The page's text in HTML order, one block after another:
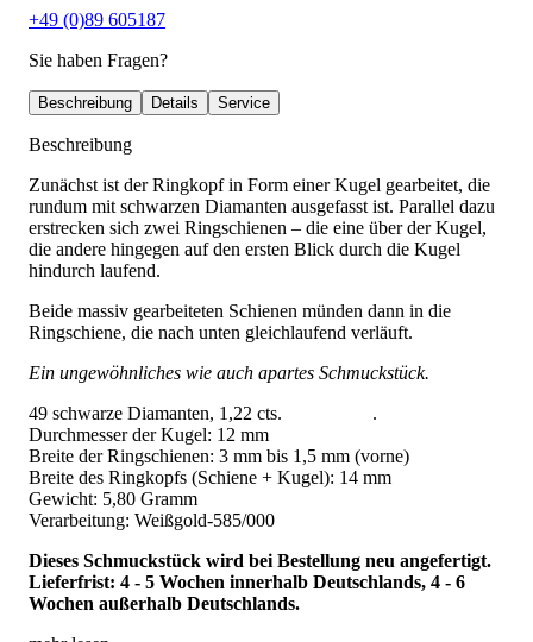
+49 (0)89 605187
Sie haben Fragen?
Beschreibung Details Service
Beschreibung
Zunächst ist der Ringkopf in Form einer Kugel gearbeitet, die
rundum mit schwarzen Diamanten ausgefasst ist. Parallel dazu
erstrecken sich zwei Ringschienen – die eine über der Kugel,
die andere hingegen auf den ersten Blick durch die Kugel
hindurch laufend.
Beide massiv gearbeiteten Schienen münden dann in die
Ringschiene, die nach unten gleichlaufend verläuft.
Ein ungewöhnliches wie auch apartes Schmuckstück.
49 schwarze Diamanten, 1,22 cts. .
Durchmesser der Kugel: 12 mm
Breite der Ringschienen: 3 mm bis 1,5 mm (vorne)
Breite des Ringkopfs (Schiene + Kugel): 14 mm
Gewicht: 5,80 Gramm
Verarbeitung: Weißgold-585/000
Dieses Schmuckstück wird bei Bestellung neu angefertigt.
Lieferfrist: 4 - 5 Wochen innerhalb Deutschlands, 4 - 6
Wochen außerhalb Deutschlands.